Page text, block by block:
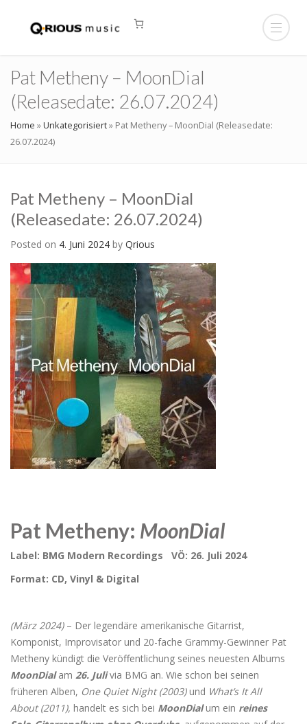
Pat Metheny – MoonDial
(Releasedate: 26.07.2024)
Home »Unkategorisiert» Pat Metheny – MoonDial (Releasedate:
26.07.2024)
Pat Metheny – MoonDial
(Releasedate: 26.07.2024)
Posted on 4. Juni 2024 by Qrious
Pat Metheny: MoonDial
Label: BMG Modern Recordings VÖ: 26. Juli 2024
Format: CD, Vinyl & Digital
(März 2024)– Der legendäre amerikanische Gitarrist,
Komponist, Improvisator und 20-fache Grammy-Gewinner Pat
Metheny kündigt die Veröffentlichung seines neuesten Albums
MoonDialam 26. Julivia BMG an. Wie schon bei seinen
früheren Alben, One Quiet Night (2003)und What’s It All
About (2011), handelt es sich bei MoonDialum ein reines